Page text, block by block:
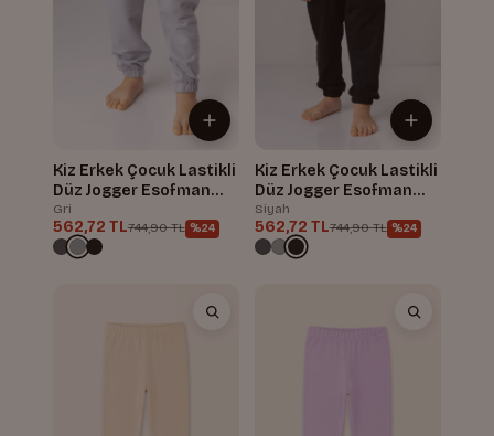
Kiz Erkek Çocuk Lastikli
Düz Jogger Esofman
Alti
Gri
562,72 TL744,90 TL %24
Kiz Erkek Çocuk Lastikli
Düz Jogger Esofman
Alti
Siyah
562,72 TL744,90 TL %24